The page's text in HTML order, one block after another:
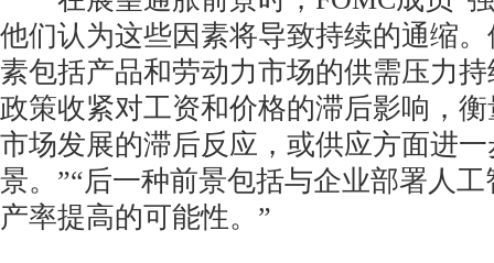
他们认为这些因素将导致持续的通缩
素包括产品和劳动力市场的供需压力
政策收紧对工资和价格的滞后影响，
市场发展的滞后反应，或供应方面进
景。”“后一种前景包括与企业部署人
产率提高的可能性。”